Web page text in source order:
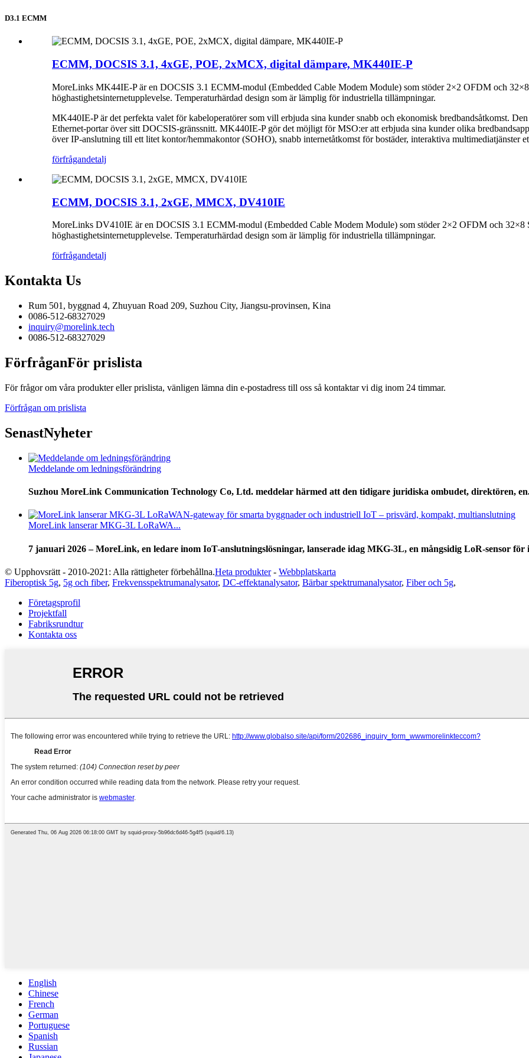
D3.1 ECMM
ECMM, DOCSIS 3.1, 4xGE, POE, 2xMCX, digital dämpare, MK440IE-P
MoreLinks MK44IE-P är en DOCSIS 3.1 ECMM-modul (Embedded Cable Modem Module) som stöder 2×2 OFDM och
höghastighetsinternetupplevelse. Temperaturhärdad design som är lämplig för industriella tillämpningar.
MK440IE-P är det perfekta valet för kabeloperatörer som vill erbjuda sina kunder snabb och ekonomisk bredbandsåtkomst.
Ethernet-portar över sitt DOCSIS-gränssnitt. MK440IE-P gör det möjligt för MSO:er att erbjuda sina kunder olika
över IP-anslutning till ett litet kontor/hemmakontor (SOHO), snabb internetåtkomst för bostäder, interaktiva multimediatjänster
förfrågandetalj
ECMM, DOCSIS 3.1, 2xGE, MMCX, DV410IE
MoreLinks DV410IE är en DOCSIS 3.1 ECMM-modul (Embedded Cable Modem Module) som stöder 2×2 OFDM och
höghastighetsinternetupplevelse. Temperaturhärdad design som är lämplig för industriella tillämpningar.
förfrågandetalj
Kontakta Us
Rum 501, byggnad 4, Zhuyuan Road 209, Suzhou City, Jiangsu-provinsen, Kina
0086-512-68327029
inquiry@morelink.tech
0086-512-68327029
FörfråganFör prislista
För frågor om våra produkter eller prislista, vänligen lämna din e-postadress till oss så kontaktar vi dig inom 24 timmar.
Förfrågan om prislista
SenastNyheter
Meddelande om ledningsförändring
Suzhou MoreLink Communication Technology Co, Ltd. meddelar härmed att den tidigare juridiska ombudet, direktören,
MoreLink lanserar MKG-3L LoRaWA...
7 januari 2026 – MoreLink, en ledare inom IoT-anslutningslösningar, lanserade idag MKG-3L, en mångsidig LoR-sensor
© Upphovsrätt - 2010-2021: Alla rättigheter förbehållna.Heta produkter- Webbplatskarta
Fiberoptisk 5g, 5g och fiber, Frekvensspektrumanalysator, DC-effektanalysator, Bärbar spektrumanalysator, Fiber och 5g,
Företagsprofil
Projektfall
Fabriksrundtur
Kontakta oss
English
Chinese
French
German
Portuguese
Spanish
Russian